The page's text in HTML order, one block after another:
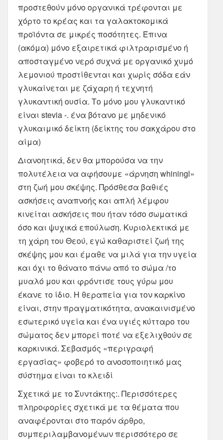
προστεθούν μόνο οργανικά τρέφονται με
χόρτο το κρέας και τα γαλακτοκομικά
προϊόντα σε μικρές ποσότητες. Έπινα
(ακόμα) μόνο εξαιρετικά φιλτραρισμένο ή
αποσταγμένο νερό συχνά με οργανικό χυμό
λεμονιού προστίθενται και χωρίς σόδα εάν
γλυκαίνεται με ζάχαρη ή τεχνητή
γλυκαντική ουσία. Το μόνο μου γλυκαντικό
είναι stevia -. ένα βότανο με μηδενικό
γλυκαιμικό δείκτη (δείκτης του σακχάρου στο
αίμα)
Διανοητικά, δεν θα μπορούσα να την
πολυτέλεια να αφήσουμε «άρνηση whiningl»
στη ζωή μου σκέψης. Πρόσθεσα βαθιές
ασκήσεις αναπνοής και απλή λέμφου
κινείται ασκήσεις που ήταν τόσο σωματικά
όσο και ψυχικά επούλωση. Κυριολεκτικά με
τη χάρη του Θεού, εγώ καθαριστεί ζωή της
σκέψης μου και έμαθε να μιλά για την υγεία
και όχι το θάνατο πάνω από το σώμα /το
μυαλό μου και φρόντισε τους γύρω μου
έκανε το ίδιο. Η θεραπεία για τον καρκίνο
είναι, στην πραγματικότητα, ανακαινισμένο
εσωτερικό υγεία και ένα υγιές κύτταρο του
σώματος δεν μπορεί ποτέ να εξελιχθούν σε
καρκινικά. Σεβασμός «περιγραφή
εργασίας» φοβερό το ανοσοποιητικό μας
σύστημα είναι το κλειδί
Σχετικά με το Συντάκτης:. Περισσότερες
πληροφορίες σχετικά με τα θέματα που
αναφέρονται στο παρόν άρθρο,
συμπεριλαμβανομένων περισσότερο σε